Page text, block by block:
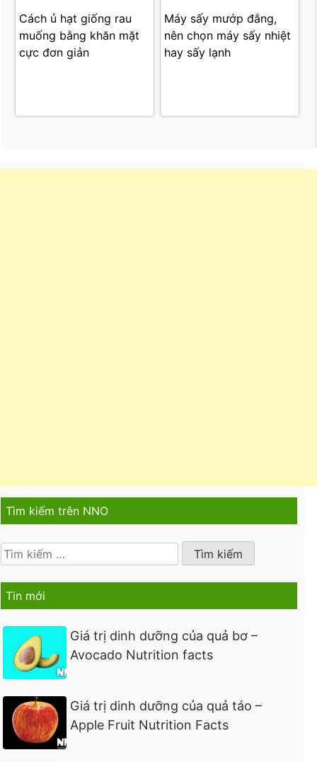
Cách ủ hạt giống rau
muống bằng khăn mặt
cực đơn giản
Máy sấy mướp đắng,
nên chọn máy sấy nhiệt
hay sấy lạnh
Tìm kiếm trên NNO
Tìm
kiếm
cho:
Tin mới
Giá trị dinh dưỡng của quả bơ –
Avocado Nutrition facts
Giá trị dinh dưỡng của quả táo –
Apple Fruit Nutrition Facts